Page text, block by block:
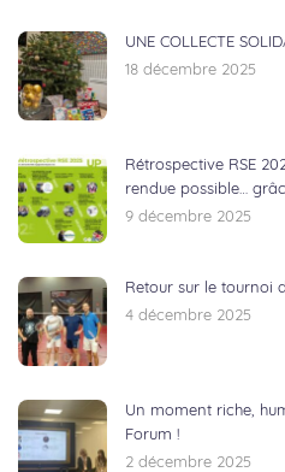
UNE COLLECTE
18 décembre 2025
Rétrospective RSE
rendue possible…
9 décembre 2025
Retour sur le tournoi
4 décembre 2025
Un moment riche,
Forum !
2 décembre 2025